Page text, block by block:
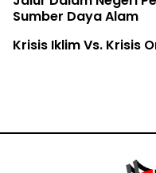
Sumber Daya Alam
Krisis Iklim Vs. Krisis